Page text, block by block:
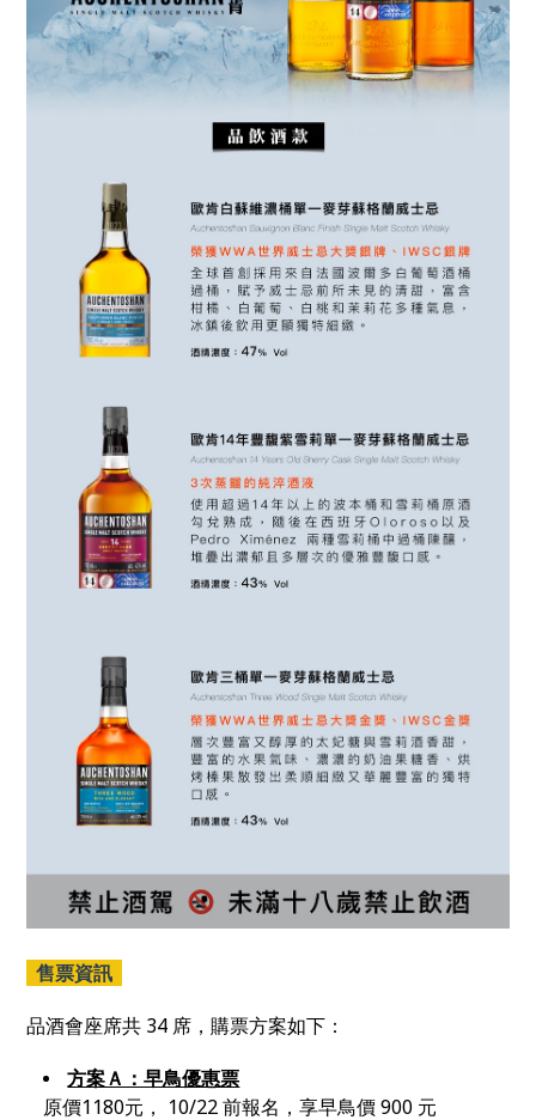
售票資訊
品酒會座席共 34 席，購票方案如下：
方案Ａ：早鳥優惠票
原價1180元， 10/22 前報名，享早鳥價 900 元